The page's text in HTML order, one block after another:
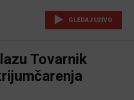
GLEDAJ UŽIVO
Tovarnik